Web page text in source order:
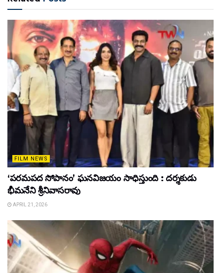
FILM NEWS
‘పరమపద సోపానం’ ఘనవిజయం సాధిస్తుంది : దర్శకుడు
భీమనేని శ్రీనివాసరావు
APRIL 21, 2026